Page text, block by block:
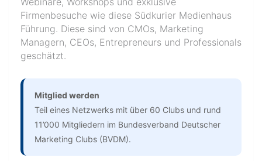
Firmenbesuche wie diese Südkurier Medienhaus
Führung. Diese sind von CMOs, Marketing
Managern, CEOs, Entrepreneurs und Professionals
geschätzt.
Mitglied werden
Teil eines Netzwerks mit über 60 Clubs und rund
11’000 Mitgliedern im Bundesverband Deutscher
Marketing Clubs (BVDM).